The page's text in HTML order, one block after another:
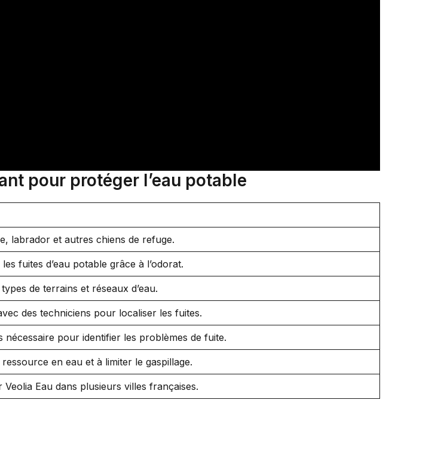
pour protéger l’eau potable
labrador et autres chiens de refuge.
fuites d’eau potable grâce à l’odorat.
de terrains et réseaux d’eau.
des techniciens pour localiser les fuites.
nécessaire pour identifier les problèmes de fuite.
en eau et à limiter le gaspillage.
Veolia Eau dans plusieurs villes françaises.